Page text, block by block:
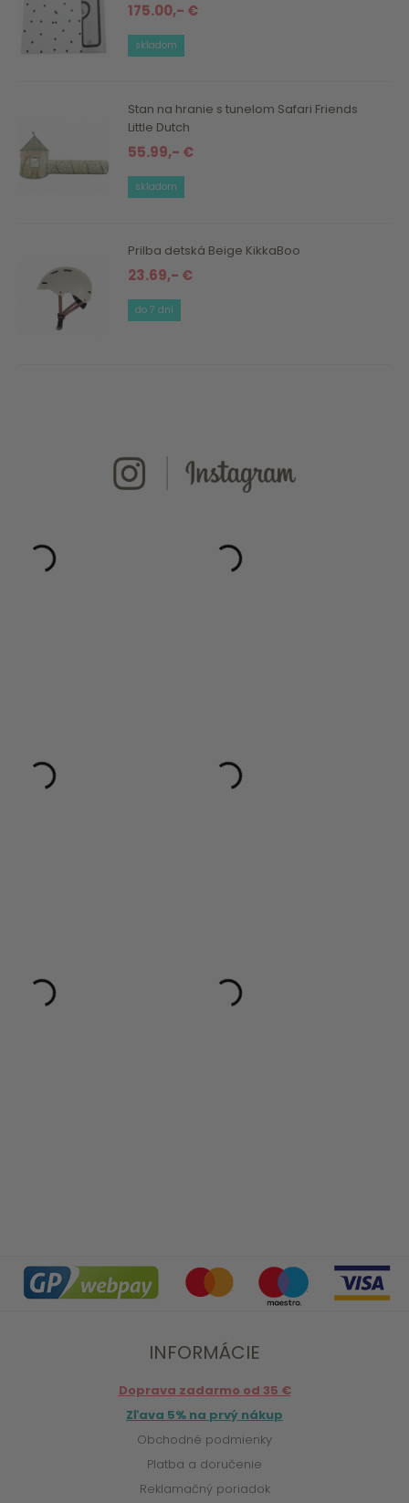
175.00,- €
skladom
Stan na hranie s tunelom Safari Friends
Little Dutch
55.99,- €
skladom
Prilba detská Beige KikkaBoo
23.69,- €
do 7 dní
INFORMÁCIE
Doprava zadarmo od 35 €
Zľava 5% na prvý nákup
Obchodné podmienky
Platba a doručenie
Reklamačný poriadok